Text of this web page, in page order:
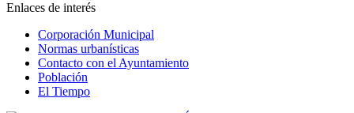
Enlaces de interés
Corporación Municipal
Normas urbanísticas
Contacto con el Ayuntamiento
Población
El Tiempo